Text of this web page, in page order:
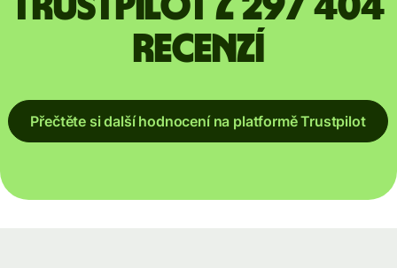
recenzí
Přečtěte si další hodnocení na platformě Trustpilot